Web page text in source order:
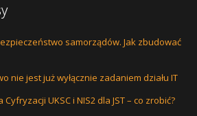
samorządów. Jak zbudować
nie jest już wyłącznie zadaniem działu IT
UKSC i NIS2 dla JST – co zrobić?